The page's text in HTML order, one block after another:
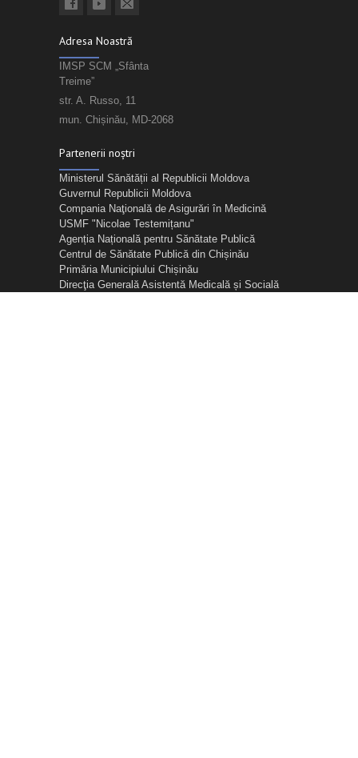
Adresa Noastră
IMSP SCM „Sfânta
Treime”
str. A. Russo, 11
mun. Chișinău, MD-2068
Partenerii noștri
Ministerul Sănătății al Republicii Moldova
Guvernul Republicii Moldova
Compania Naţională de Asigurări în Medicină
USMF "Nicolae Testemițanu"
Agenția Națională pentru Sănătate Publică
Centrul de Sănătate Publică din Chișinău
Primăria Municipiului Chișinău
Direcţia Generală Asistentă Medicală și Socială